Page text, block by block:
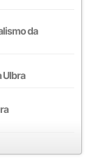
da
Ulbra